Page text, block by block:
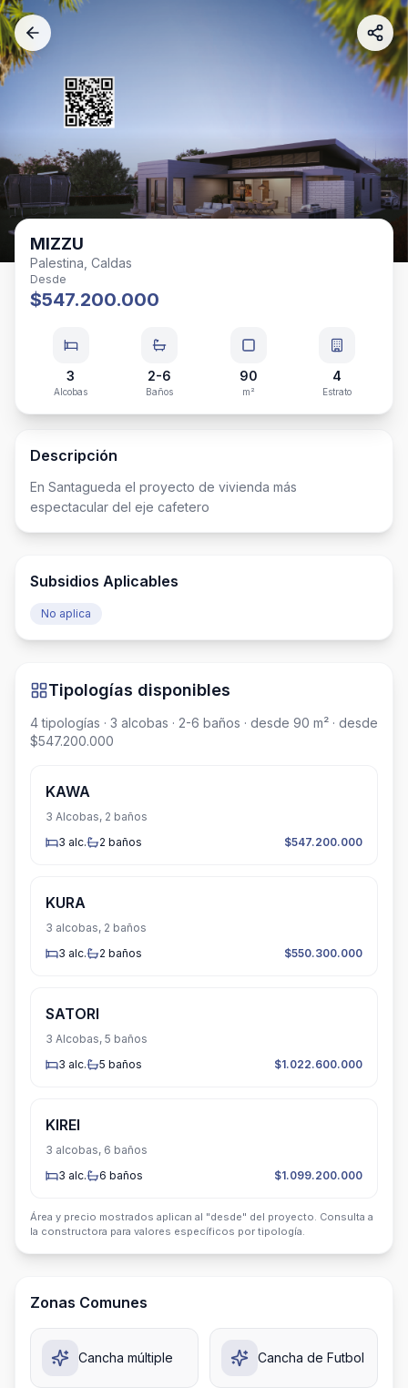
MIZZU
Palestina, Caldas
Desde
$547.200.000
3
Alcobas
2-6
Baños
90
m²
4
Estrato
Descripción
En Santagueda el proyecto de vivienda más
espectacular del eje cafetero
Subsidios Aplicables
No aplica
Tipologías disponibles
4 tipologías · 3 alcobas · 2-6 baños · desde 90 m² · desde
$547.200.000
KAWA
3 Alcobas, 2 baños
3 alc. 2 baños $547.200.000
KURA
3 alcobas, 2 baños
3 alc. 2 baños $550.300.000
SATORI
3 Alcobas, 5 baños
3 alc. 5 baños $1.022.600.000
KIREI
3 alcobas, 6 baños
3 alc. 6 baños $1.099.200.000
Área y precio mostrados aplican al "desde" del proyecto. Consulta a
la constructora para valores específicos por tipología.
Zonas Comunes
Cancha múltiple Cancha de Futbol